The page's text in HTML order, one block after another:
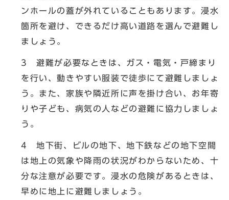
ンホールの蓋が外れていることもあります。浸水
箇所を避け、できるだけ高い道路を選んで避難し
ましょう。
3 避難が必要なときは、ガス・電気・戸締まり
を行い、動きやすい服装で徒歩にて避難しましょ
う。また、家族や隣近所に声を掛け合い、お年寄
りや子ども、病気の人などの避難に協力しましょ
う。
4 地下街、ビルの地下、地下鉄などの地下空間
は地上の気象や降雨の状況がわからないため、十
分な注意が必要です。浸水の危険があるときは、
早めに地上に避難しましょう。